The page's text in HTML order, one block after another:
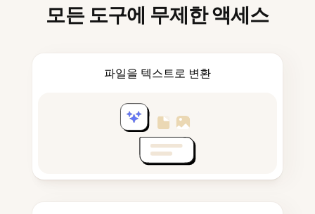
모든 도구에 무제한 액세스
파일을 텍스트로 변환